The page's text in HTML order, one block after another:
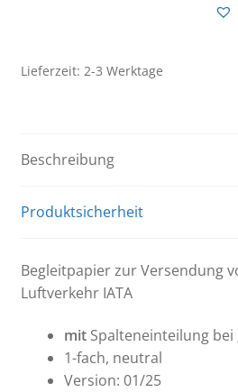
mit
Lieferzeit: 2-3 Werktage
Beschreibung
Produktsicherheit
Begleitpapier zur Versendung
Luftverkehr IATA
mitSpalteneinteilung bei
1-fach, neutral
Version: 01/25